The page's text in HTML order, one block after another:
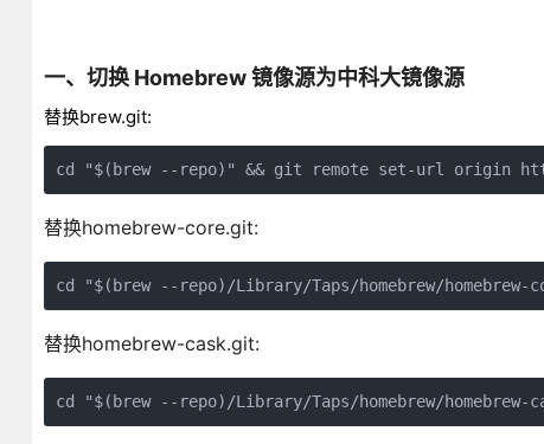
一、切换 Homebrew 镜像源为中科大镜像源
替换brew.git:
cd "$(brew --repo)" && git remote set-url origin
替换homebrew-core.git:
cd "$(brew --repo)/Library/Taps/homebrew/
替换homebrew-cask.git:
cd "$(brew --repo)/Library/Taps/homebrew/